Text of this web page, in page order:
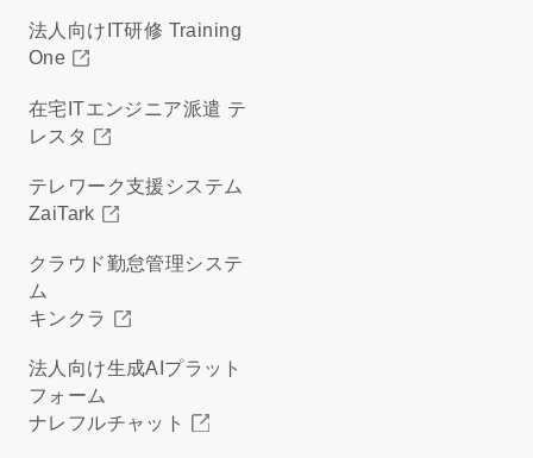
法人向けIT研修 Training
One
在宅ITエンジニア派遣 テ
レスタ
テレワーク支援システム
ZaiTark
クラウド勤怠管理システ
ム
キンクラ
法人向け生成AIプラット
フォーム
ナレフルチャット